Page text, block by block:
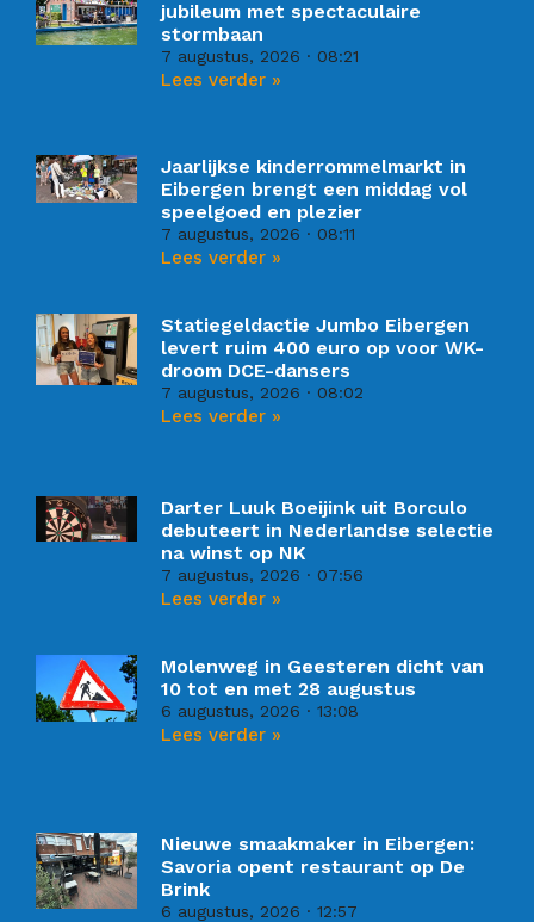
jubileum met spectaculaire
stormbaan
7 augustus, 2026 08:21
Lees verder »
Jaarlijkse kinderrommelmarkt in
Eibergen brengt een middag vol
speelgoed en plezier
7 augustus, 2026 08:11
Lees verder »
Statiegeldactie Jumbo Eibergen
levert ruim 400 euro op voor WK-
droom DCE-dansers
7 augustus, 2026 08:02
Lees verder »
Darter Luuk Boeijink uit Borculo
debuteert in Nederlandse selectie
na winst op NK
7 augustus, 2026 07:56
Lees verder »
Molenweg in Geesteren dicht van
10 tot en met 28 augustus
6 augustus, 2026 13:08
Lees verder »
Nieuwe smaakmaker in Eibergen:
Savoria opent restaurant op De
Brink
6 augustus, 2026 12:57